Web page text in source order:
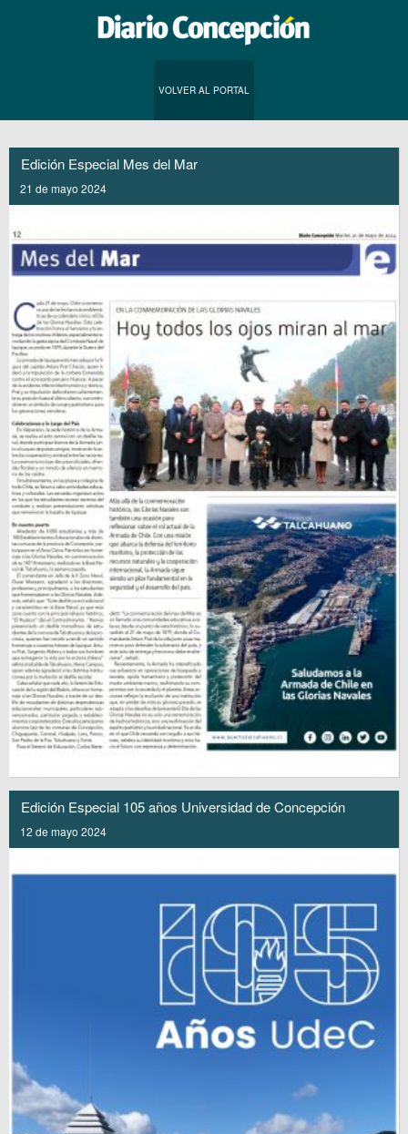
VOLVER AL PORTAL
Edición Especial Mes del Mar
21 de mayo 2024
Edición Especial 105 años Universidad de Concepción
12 de mayo 2024